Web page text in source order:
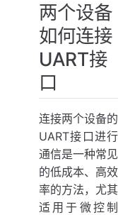
两个设备
如何连接
UART接
口
连接两个设备的
UART接口进行
通信是一种常见
的低成本、高效
率的方法，尤其
适用于微控制